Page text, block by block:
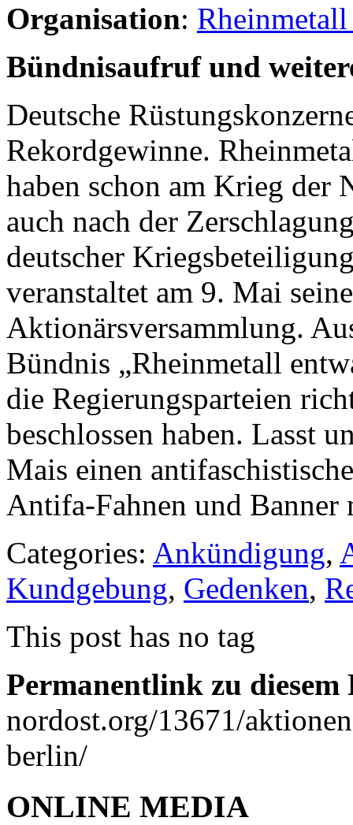
Organisation:
Bündnisaufruf und
Deutsche
Rekordgewinne.
haben schon am Krieg der
auch nach der
deutscher
veranstaltet am 9. Mai
Aktionärsversammlung.
Bündnis „Rheinmetall
die Regierungsparteien
beschlossen haben. Lasst
Mais einen
Antifa-Fahnen und Banner
Categories: Ankündigung,
Kundgebung, Gedenken,
This post has no tag
Permanentlink zu
nordost.org/13671/
berlin/
ONLINE MEDIA